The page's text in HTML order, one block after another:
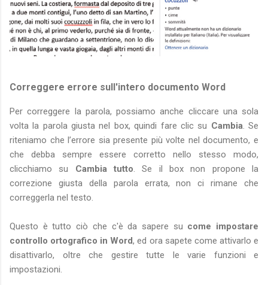
Correggere errore sull'intero documento Word
Per correggere la parola, possiamo anche cliccare una sola
volta la parola giusta nel box, quindi fare clic su Cambia. Se
riteniamo che l’errore sia presente più volte nel documento, e
che debba sempre essere corretto nello stesso modo,
clicchiamo su Cambia tutto. Se il box non propone la
correzione giusta della parola errata, non ci rimane che
correggerla nel testo.
Questo è tutto ciò che c'è da sapere su come impostare
controllo ortografico in Word, ed ora sapete come attivarlo e
disattivarlo, oltre che gestire tutte le varie funzioni e
impostazioni.